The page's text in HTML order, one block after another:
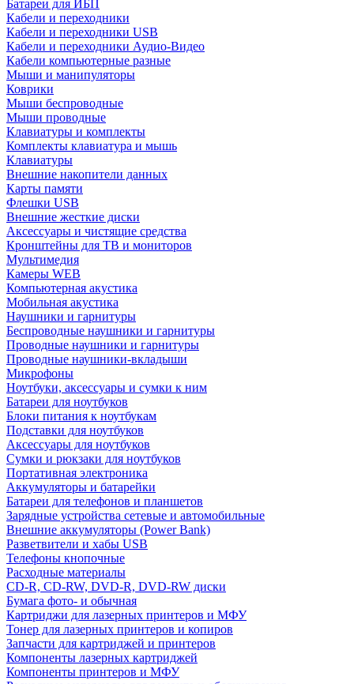
Батареи для ИБП
Кабели и переходники
Кабели и переходники USB
Кабели и переходники Аудио-Видео
Кабели компьютерные разные
Мыши и манипуляторы
Коврики
Мыши беспроводные
Мыши проводные
Клавиатуры и комплекты
Комплекты клавиатура и мышь
Клавиатуры
Внешние накопители данных
Карты памяти
Флешки USB
Внешние жесткие диски
Аксессуары и чистящие средства
Кронштейны для ТВ и мониторов
Мультимедия
Камеры WEB
Компьютерная акустика
Мобильная акустика
Наушники и гарнитуры
Беспроводные наушники и гарнитуры
Проводные наушники и гарнитуры
Проводные наушники-вкладыши
Микрофоны
Ноутбуки, аксессуары и сумки к ним
Батареи для ноутбуков
Блоки питания к ноутбукам
Подставки для ноутбуков
Аксессуары для ноутбуков
Сумки и рюкзаки для ноутбуков
Портативная электроника
Аккумуляторы и батарейки
Батареи для телефонов и планшетов
Зарядные устройства сетевые и автомобильные
Внешние аккумуляторы (Power Bank)
Разветвители и хабы USB
Телефоны кнопочные
Расходные материалы
CD-R, CD-RW, DVD-R, DVD-RW диски
Бумага фото- и обычная
Картриджи для лазерных принтеров и МФУ
Тонер для лазерных принтеров и копиров
Запчасти для картриджей и принтеров
Компоненты лазерных картриджей
Компоненты принтеров и МФУ